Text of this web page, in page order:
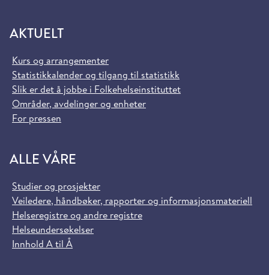
AKTUELT
Kurs og arrangementer
Statistikkalender og tilgang til statistikk
Slik er det å jobbe i Folkehelseinstituttet
Områder, avdelinger og enheter
For pressen
ALLE VÅRE
Studier og prosjekter
Veiledere, håndbøker, rapporter og informasjonsmateriell
Helseregistre og andre registre
Helseundersøkelser
Innhold A til Å